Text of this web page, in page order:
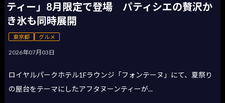
ティー」8月限定で登場 パティシエの贅沢か
き氷も同時展開
東京都 グルメ
2026年07月03日
ロイヤルパークホテル1Fラウンジ「フォンテーヌ」にて、夏祭り
の屋台をテーマにしたアフタヌーンティーが...